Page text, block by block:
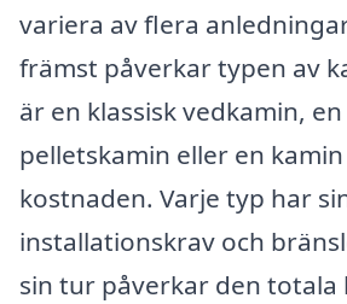
variera av flera
främst påverkar typen av
är en klassisk vedkamin,
pelletskamin eller en
kostnaden. Varje typ har
installationskrav och
sin tur påverkar den totala